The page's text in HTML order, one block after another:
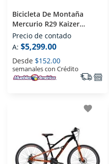
Bicicleta De Montaña
Mercurio R29 Kaizer
Naranja
Precio de contado
A: $5,299.00
Desde $152.00
semanales con Crédito
favorite